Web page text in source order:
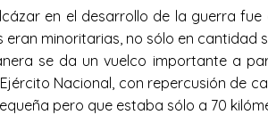
en el desarrollo de la guerra
minoritarias, no sólo en
se da un vuelco importante a
Nacional, con repercusión de
pero que estaba sólo a 70